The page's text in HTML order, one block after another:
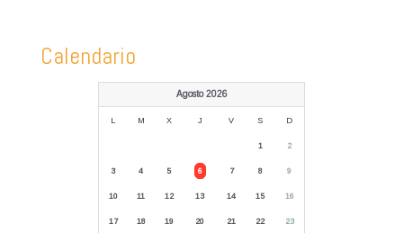
Calendario
Agosto 2026
L M X J V S D
1 2
3 4 5 6 7 8 9
10 11 12 13 14 15 16
17 18 19 20 21 22 23